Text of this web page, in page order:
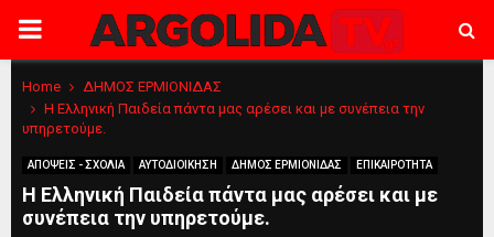
PRIMARY
MENU
Home
ΔΗΜΟΣ ΕΡΜΙΟΝΙΔΑΣ
Η Ελληνική Παιδεία πάντα μας αρέσει και με συνέπεια την
υπηρετούμε.
ΑΠΟΨΕΙΣ - ΣΧΟΛΙΑ ΑΥΤΟΔΙΟΙΚΗΣΗ ΔΗΜΟΣ ΕΡΜΙΟΝΙΔΑΣ ΕΠΙΚΑΙΡΟΤΗΤΑ
Η Ελληνική Παιδεία πάντα μας αρέσει και με
συνέπεια την υπηρετούμε.